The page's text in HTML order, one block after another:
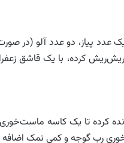
عدد پیاز، دو عدد آلو (در
کرده، با یک قاشق
رنده کرده تا یک کاسه
رب گوجه و کمی نمک